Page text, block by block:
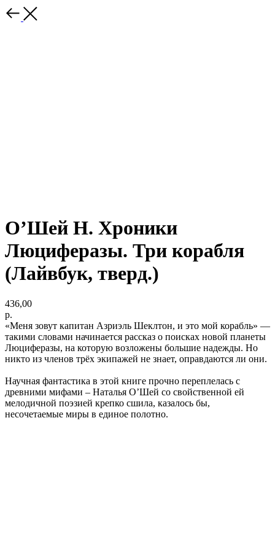
О’Шей Н. Хроники
Люциферазы. Три корабля
(Лайвбук, тверд.)
436,00
р.
«Меня зовут капитан Азриэль Шеклтон, и это мой корабль» —
такими словами начинается рассказ о поисках новой планеты
Люциферазы, на которую возложены большие надежды. Но
никто из членов трёх экипажей не знает, оправдаются ли они.
Научная фантастика в этой книге прочно переплелась с
древними мифами – Наталья О’Шей со свойственной ей
мелодичной поэзией крепко сшила, казалось бы,
несочетаемые миры в единое полотно.